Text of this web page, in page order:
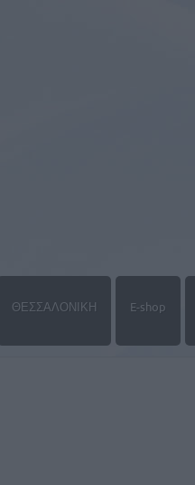
ΘΕΣΣΑΛΟΝΙΚΗ E-shop